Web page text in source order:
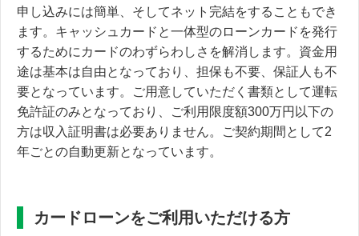
申し込みには簡単、そしてネット完結をすることもでき
ます。キャッシュカードと一体型のローンカードを発行
するためにカードのわずらわしさを解消します。資金用
途は基本は自由となっており、担保も不要、保証人も不
要となっています。ご用意していただく書類として運転
免許証のみとなっており、ご利用限度額300万円以下の
方は収入証明書は必要ありません。ご契約期間として2
年ごとの自動更新となっています。
カードローンをご利用いただける方